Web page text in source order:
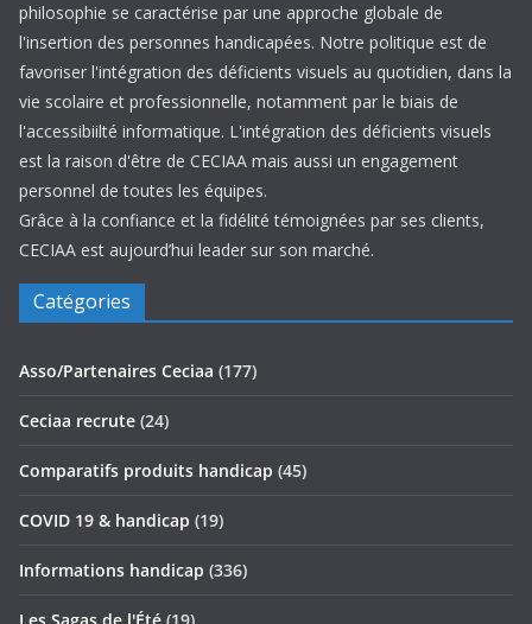
philosophie se caractérise par une approche globale de
l'insertion des personnes handicapées. Notre politique est de
favoriser l'intégration des déficients visuels au quotidien, dans la
vie scolaire et professionnelle, notamment par le biais de
l'accessibiilté informatique. L'intégration des déficients visuels
est la raison d'être de CECIAA mais aussi un engagement
personnel de toutes les équipes.
Grâce à la confiance et la fidélité témoignées par ses clients,
CECIAA est aujourd’hui leader sur son marché.
Catégories
Asso/Partenaires Ceciaa (177)
Ceciaa recrute (24)
Comparatifs produits handicap (45)
COVID 19 & handicap (19)
Informations handicap (336)